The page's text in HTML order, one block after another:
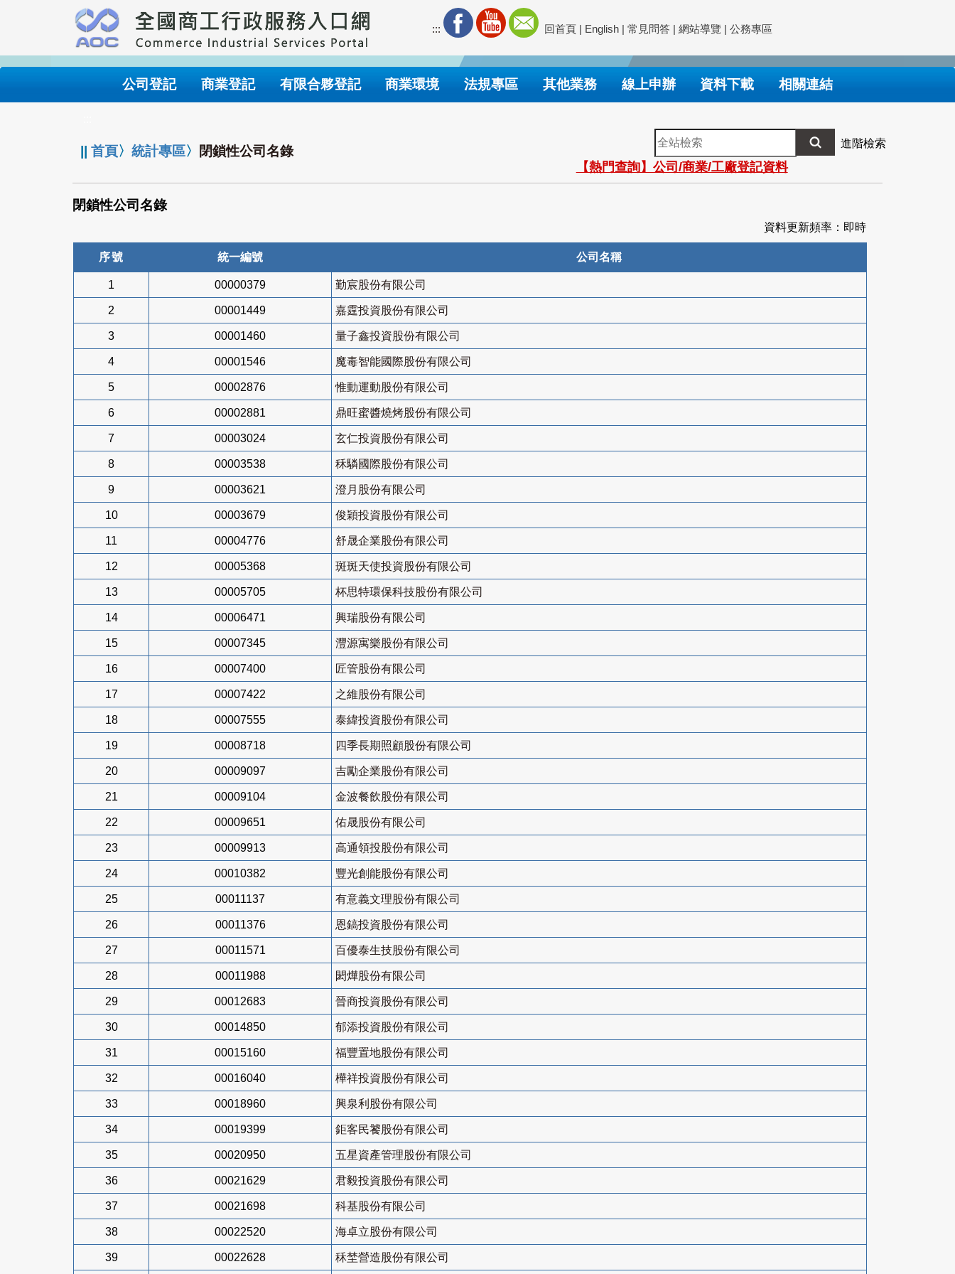
要
內
::: 回首頁 | English | 常見問答 | 網站導覽 | 公務專區
公司登記 商業登記 有限合夥登記 商業環境 法規專區 其他業務 線上申辦 資料下載 相關連結
||首頁〉統計專區〉 閉鎖性公司名錄
全
站
檢
索
進階檢索
【熱門查詢】公司/商業/工廠登記資料
閉鎖性公司名錄
資料更新頻率：即時
序號 統一編號 公司名稱
1 00000379 勤宸股份有限公司
2 00001449 嘉霆投資股份有限公司
3 00001460 量子鑫投資股份有限公司
4 00001546 魔毒智能國際股份有限公司
5 00002876 惟動運動股份有限公司
6 00002881 鼎旺蜜醬燒烤股份有限公司
7 00003024 玄仁投資股份有限公司
8 00003538 秝驎國際股份有限公司
9 00003621 澄月股份有限公司
10 00003679 俊穎投資股份有限公司
11 00004776 舒晟企業股份有限公司
12 00005368 斑斑天使投資股份有限公司
13 00005705 杯思特環保科技股份有限公司
14 00006471 興瑞股份有限公司
15 00007345 灃源寓樂股份有限公司
16 00007400 匠管股份有限公司
17 00007422 之維股份有限公司
18 00007555 泰緯投資股份有限公司
19 00008718 四季長期照顧股份有限公司
20 00009097 吉勵企業股份有限公司
21 00009104 金波餐飲股份有限公司
22 00009651 佑晟股份有限公司
23 00009913 高通領投股份有限公司
24 00010382 豐光創能股份有限公司
25 00011137 有意義文理股份有限公司
26 00011376 恩鎬投資股份有限公司
27 00011571 百優泰生技股份有限公司
28 00011988 閎燁股份有限公司
29 00012683 晉商投資股份有限公司
30 00014850 郁添投資股份有限公司
31 00015160 福豐置地股份有限公司
32 00016040 樺祥投資股份有限公司
33 00018960 興泉利股份有限公司
34 00019399 鉅客民饕股份有限公司
35 00020950 五星資產管理股份有限公司
36 00021629 君毅投資股份有限公司
37 00021698 科基股份有限公司
38 00022520 海卓立股份有限公司
39 00022628 秝埜營造股份有限公司